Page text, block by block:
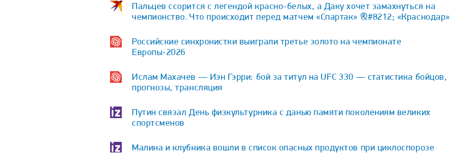
Пальцев ссорится с легендой красно-белых, а Даку хочет замахнуться на
чемпионство. Что происходит перед матчем «Спартак» &#8212; «Краснодар»
Российские синхронистки выиграли третье золото на чемпионате
Европы-2026
Ислам Махачев — Иэн Гэрри: бой за титул на UFC 330 — статистика бойцов,
прогнозы, трансляция
Путин связал День физкультурника с данью памяти поколениям великих
спортсменов
Малина и клубника вошли в список опасных продуктов при циклоспорозе